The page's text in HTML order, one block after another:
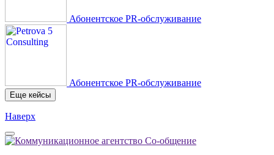
Абонентское PR-обслуживание
Абонентское PR-обслуживание
Еще кейсы
Наверх